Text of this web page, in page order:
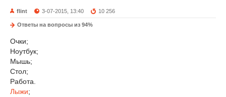
flint 3-07-2015, 13:40 10 256
Ответы на вопросы из 94%
Очки;
Ноутбук;
Мышь;
Стол;
Работа.
Лыжи;